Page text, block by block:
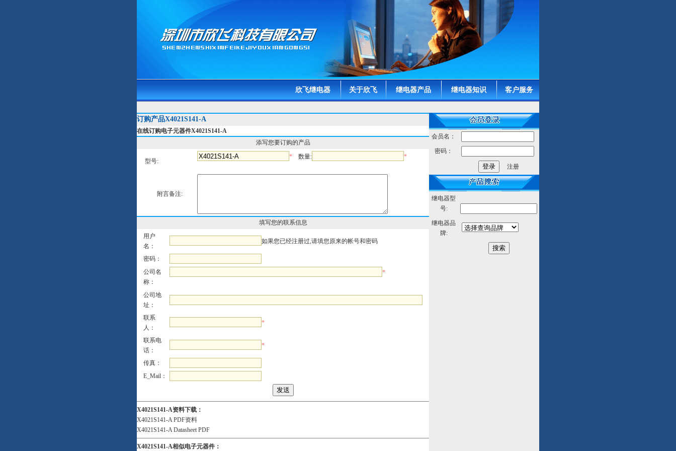
欣飞继电器 关于欣飞 继电器产品 继电器知识 客户服务
订购产品X4021S141-A
在线订购电子元器件X4021S141-A
添写您要订购的产品
型号:
* 数量: *
附言备注:
填写您的联系信息
用户
名：
如果您已经注册过,请填您原来的帐号和密码
密码：
公司名
称：
*
公司地
址：
联系
人：
*
联系电
话：
*
传真：
E_Mail：
X4021S141-A资料下载：
X4021S141-A PDF资料
X4021S141-A Datasheet PDF
X4021S141-A相似电子元器件：
会员名：
密码：
注册
继电器型
号:
继电器品
牌: